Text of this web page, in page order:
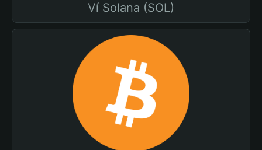
Ví Solana (SOL)